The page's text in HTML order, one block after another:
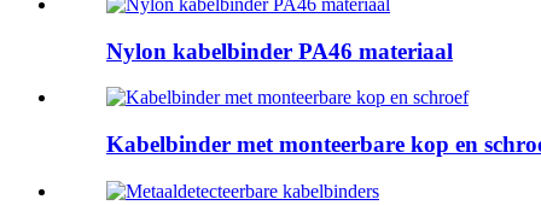
Nylon kabelbinder PA46 materiaal
Kabelbinder met monteerbare kop en